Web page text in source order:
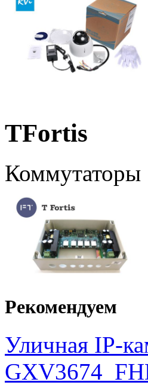
TFortis
Коммутаторы
Рекомендуем
Уличная IP-